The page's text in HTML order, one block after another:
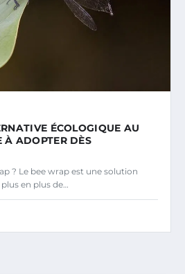
ÉCOLOGIQUE AU
À ADOPTER DÈS
? Le bee wrap est une solution
en plus de…